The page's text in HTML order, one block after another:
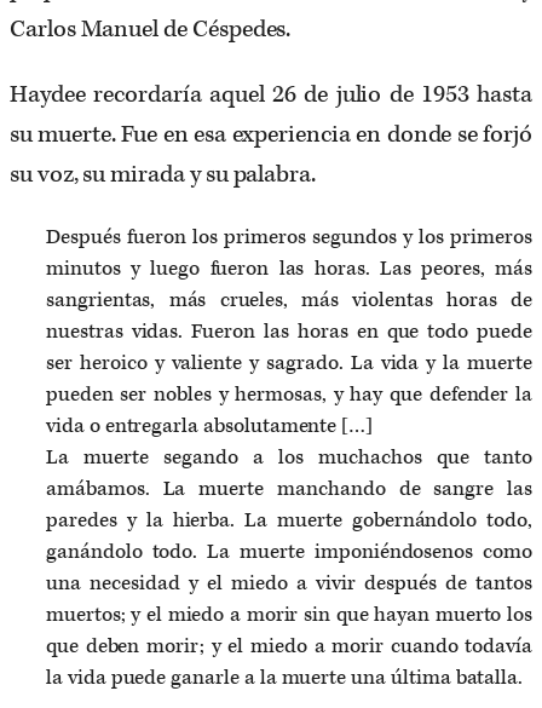
Carlos Manuel de Céspedes.
Haydee recordaría aquel 26 de julio de 1953 hasta
su muerte. Fue en esa experiencia en donde se forjó
su voz, su mirada y su palabra.
Después fueron los primeros segundos y los primeros
minutos y luego fueron las horas. Las peores, más
sangrientas, más crueles, más violentas horas de
nuestras vidas. Fueron las horas en que todo puede
ser heroico y valiente y sagrado. La vida y la muerte
pueden ser nobles y hermosas, y hay que defender la
vida o entregarla absolutamente […]
La muerte segando a los muchachos que tanto
amábamos. La muerte manchando de sangre las
paredes y la hierba. La muerte gobernándolo todo,
ganándolo todo. La muerte imponiéndosenos como
una necesidad y el miedo a vivir después de tantos
muertos; y el miedo a morir sin que hayan muerto los
que deben morir; y el miedo a morir cuando todavía
la vida puede ganarle a la muerte una última batalla.